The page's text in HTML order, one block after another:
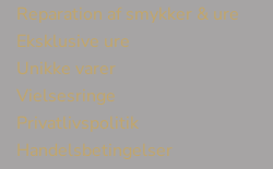
Reparation af smykker & ure
Eksklusive ure
Unikke varer
Vielsesringe
Privatlivspolitik
Handelsbetingelser